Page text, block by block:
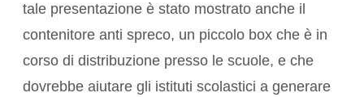
tale presentazione è stato mostrato anche il
contenitore anti spreco, un piccolo box che è in
corso di distribuzione presso le scuole, e che
dovrebbe aiutare gli istituti scolastici a generare